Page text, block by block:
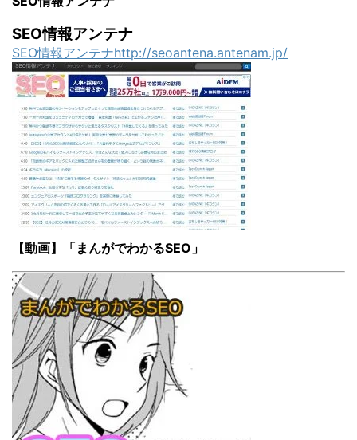
SEO情報アンテナ
SEO情報アンテナhttp://seoantena.antenam.jp/
【動画】「まんがでわかるSEO」